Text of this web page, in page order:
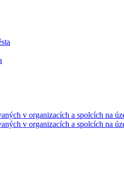
v organizacích a spolcích na
v organizacích a spolcích na